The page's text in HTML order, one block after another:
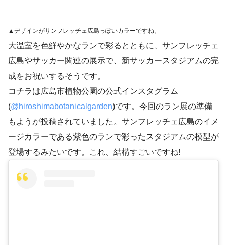
▲デザインがサンフレッチェ広島っぽいカラーですね。
大温室を色鮮やかなランで彩るとともに、サンフレッチェ
広島やサッカー関連の展示で、新サッカースタジアムの完
成をお祝いするそうです。
コチラは広島市植物公園の公式インスタグラム
(@hiroshimabotanicalgarden)です。今回のラン展の準備
もようが投稿されていました。サンフレッチェ広島のイメ
ージカラーである紫色のランで彩ったスタジアムの模型が
登場するみたいです。これ、結構すごいですね!